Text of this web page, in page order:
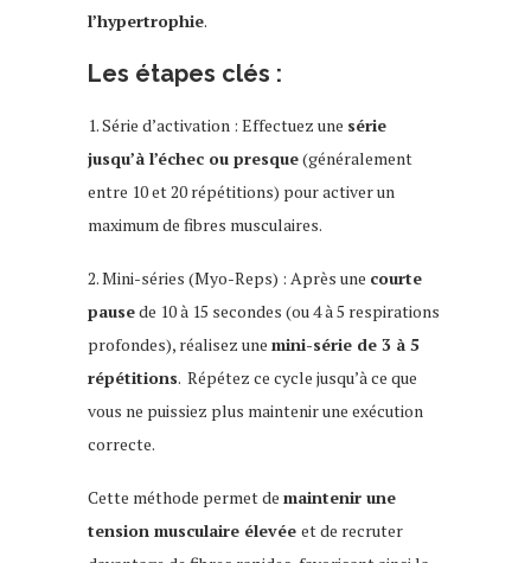
l’hypertrophie.
Les étapes clés :
1. Série d’activation : Effectuez une série
jusqu’à l’échec ou presque(généralement
entre 10 et 20 répétitions) pour activer un
maximum de fibres musculaires.
2. Mini-séries (Myo-Reps) : Après une courte
pausede 10 à 15 secondes (ou 4 à 5 respirations
profondes), réalisez une mini-série de 3 à 5
répétitions. Répétez ce cycle jusqu’à ce que
vous ne puissiez plus maintenir une exécution
correcte.
Cette méthode permet de maintenir une
tension musculaire élevée et de recruter